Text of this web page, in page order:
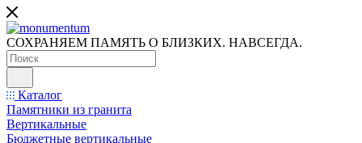
СОХРАНЯЕМ ПАМЯТЬ О БЛИЗКИХ. НАВСЕГДА.
Каталог
Памятники из гранита
Вертикальные
Бюджетные вертикальные